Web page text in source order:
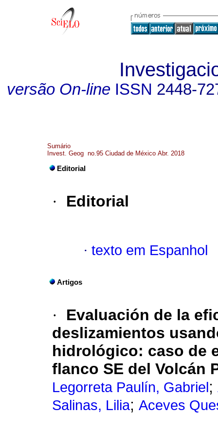
versão On-line ISSN 2448-
Sumário
Invest. Geog no.95 Ciudad de México Abr. 2018
Editorial
· Editorial
· texto em Espanhol
Artigos
·
Evaluación de la
deslizamientos
hidrológico: caso de
flanco SE del Volcán
Legorreta Paulín, Gabriel ;
Salinas, Lilia; Aceves